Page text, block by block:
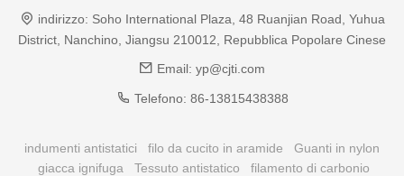
indirizzo: Soho International Plaza, 48 Ruanjian Road, Yuhua
District, Nanchino, Jiangsu 210012, Repubblica Popolare Cinese
Email: yp@cjti.com
Telefono: 86-13815438388
indumenti antistatici filo da cucito in aramide
Guanti in nylon
giacca ignifuga
Tessuto antistatico filamento di carbonio